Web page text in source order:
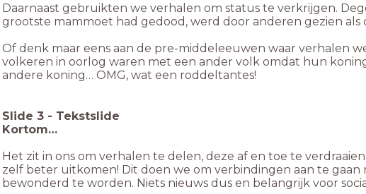
Daarnaast gebruikten we verhalen om status te verkrijgen.
grootste mammoet had gedood, werd door anderen gezien als
Of denk maar eens aan de pre-middeleeuwen waar verhalen
volkeren in oorlog waren met een ander volk omdat hun
andere koning… OMG, wat een roddeltantes!
Slide 3 - Tekstslide
Kortom…
Het zit in ons om verhalen te delen, deze af en toe te
zelf beter uitkomen! Dit doen we om verbindingen aan te
bewonderd te worden. Niets nieuws dus en belangrijk voor